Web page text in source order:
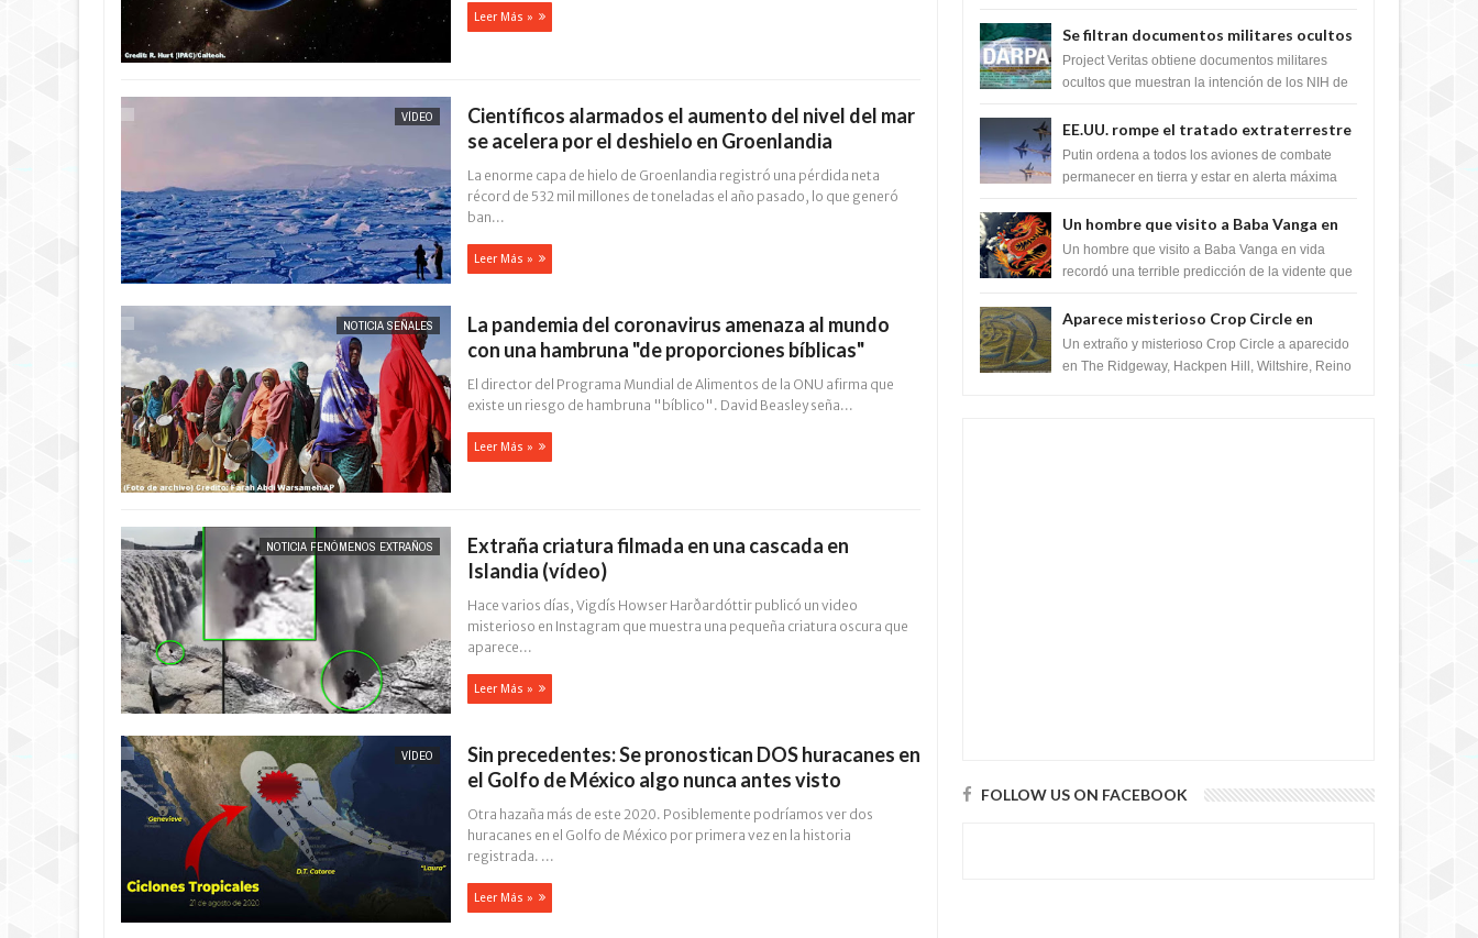
Leer Más »
VÍDEO
Científicos alarmados el aumento del nivel del mar
se acelera por el deshielo en Groenlandia
La enorme capa de hielo de Groenlandia registró una pérdida neta
récord de 532 mil millones de toneladas el año pasado, lo que generó
ban...
Leer Más »
NOTICIA SEÑALES 6 YEARS AGO
La pandemia del coronavirus amenaza al mundo
con una hambruna "de proporciones bíblicas"
El director del Programa Mundial de Alimentos de la ONU afirma que
existe un riesgo de hambruna "bíblico". David Beasley seña...
Leer Más »
NOTICIA FENÓMENOS EXTRAÑOS
Extraña criatura filmada en una cascada en
Islandia (vídeo)
Hace varios días, Vigdís Howser Harðardóttir publicó un video
misterioso en Instagram que muestra una pequeña criatura oscura que
aparece...
Leer Más »
VÍDEO
Sin precedentes: Se pronostican DOS huracanes en
el Golfo de México algo nunca antes visto
Otra hazaña más de este 2020. Posiblemente podríamos ver dos
huracanes en el Golfo de México por primera vez en la historia
registrada. ...
Leer Más »
Shiv...
Se filtran documentos militares ocultos
que muestran la intención de los NIH de
crear el SARS-CoV-2, utilizando la
Project Veritas obtiene documentos militares
ocultos que muestran la intención de los NIH de
EE.UU. rompe el tratado extraterrestre
y se prepara para destruir el misterioso
satélite "Caballero Negro"
Putin ordena a todos los aviones de combate
permanecer en tierra y estar en alerta máxima
el ...
Un hombre que visito a Baba Vanga en
vida recordó la terrible predicción de la
vidente para febrero de 2022.
Un hombre que visito a Baba Vanga en vida
recordó una terrible predicción de la vidente que
pron...
Aparece misterioso Crop Circle en
Reino Unido 23 de junio 2016
Un extraño y misterioso Crop Circle a aparecido
en The Ridgeway, Hackpen Hill, Wiltshire, Reino
FOLLOW US ON FACEBOOK